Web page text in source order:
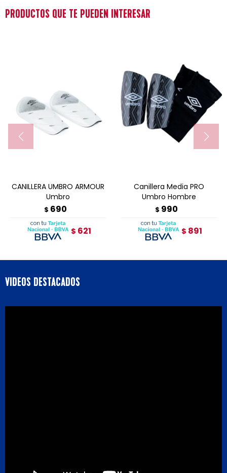
PRODUCTOS QUE TE PUEDEN INTERESAR
CANILLERA UMBRO ARMOUR
Umbro
$ 690
$ 621
Canillera Media PRO
Umbro Hombre
$ 990
$ 891
VIDEOS DESTACADOS